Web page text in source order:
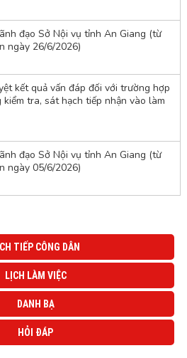
đạo Sở Nội vụ tỉnh An Giang (từ
ngày 26/6/2026)
kết quả vấn đáp đối với trường hợp
tra, sát hạch tiếp nhận vào làm
đạo Sở Nội vụ tỉnh An Giang (từ
ngày 05/6/2026)
TIẾP CÔNG DÂN
LỊCH LÀM VIỆC
DANH BẠ
HỎI ĐÁP